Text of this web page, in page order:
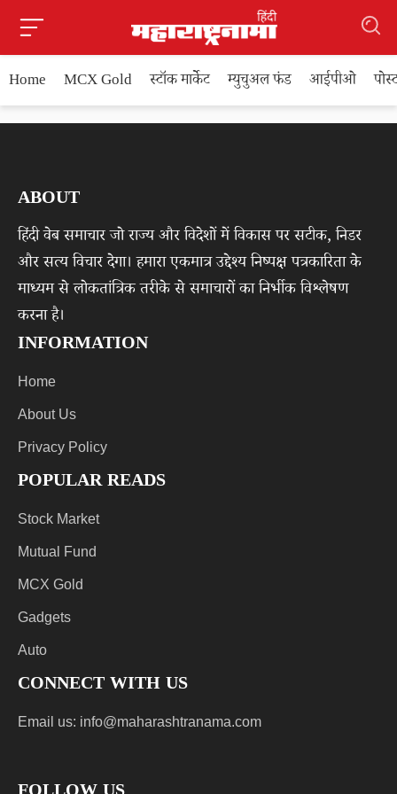
Home MCX Gold स्टॉक मार्केट म्युचुअल फंड आईपीओ
ABOUT
हिंदी वेब समाचार जो राज्य और विदेशों में विकास पर सटीक, निडर
और सत्य विचार देगा। हमारा एकमात्र उद्देश्य निष्पक्ष पत्रकारिता के
माध्यम से लोकतांत्रिक तरीके से समाचारों का निर्भीक विश्लेषण
करना है।
INFORMATION
Home
About Us
Privacy Policy
POPULAR READS
Stock Market
Mutual Fund
MCX Gold
Gadgets
Auto
CONNECT WITH US
Email us: info@maharashtranama.com